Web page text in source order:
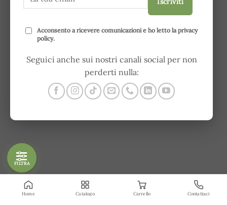
FILTRA
Acconsento a ricevere comunicazioni e ho letto laprivacy
policy.
Seguici anche sui nostri canali social per non
perderti nulla:
Home Catalogo Carrello Contattaci